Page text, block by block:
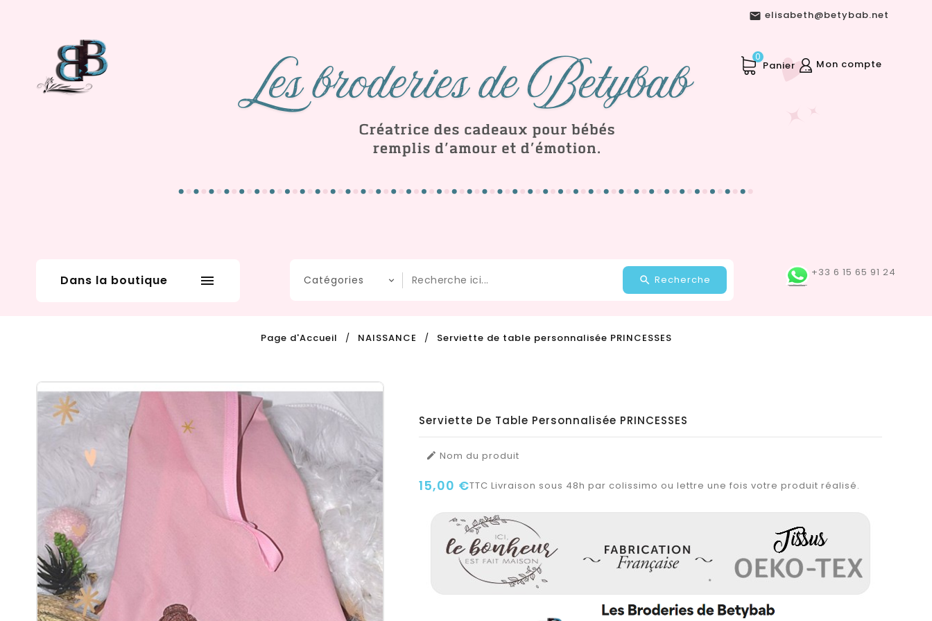
 elisabeth@betybab.net
Mon compte
Panier
0
+33 6 15 65 91 24
Recherche
Dans la boutique 
Page d'Accueil NAISSANCE Serviette de table personnalisée PRINCESSES
Serviette De Table Personnalisée PRINCESSES
 Nom du produit
15,00 €TTC Livraison sous 48h par colissimo ou lettre une fois votre produit réalisé.